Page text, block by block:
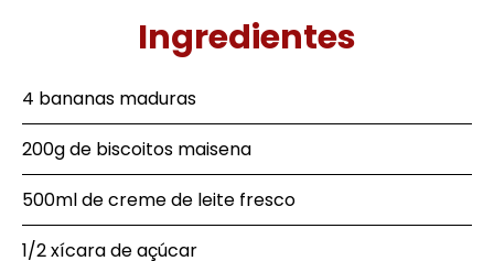
Ingredientes
4 bananas maduras
200g de biscoitos maisena
500ml de creme de leite fresco
1/2 xícara de açúcar